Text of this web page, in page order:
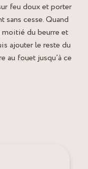
feu doux et porter
cesse. Quand
moitié du beurre et
ajouter le reste du
au fouet jusqu’à ce